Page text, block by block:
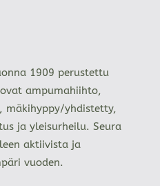
1909 perustettu
ampumahiihto,
mäkihyppy/yhdistetty,
ja yleisurheilu. Seura
aktiivista ja
vuoden.